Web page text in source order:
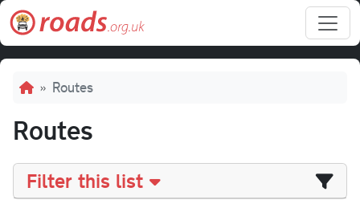
Skip to main content
Breadcrumb
Routes
Routes
Filter this list